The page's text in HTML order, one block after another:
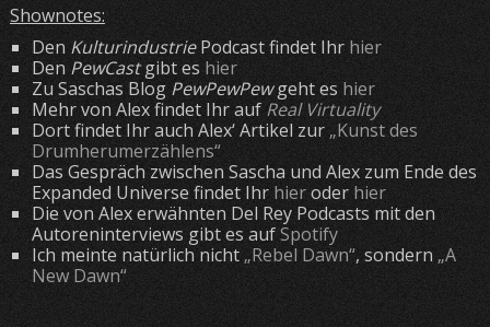
Shownotes:
Den KulturindustriePodcast findet Ihr hier
DenPewCastgibt eshier
Zu Saschas Blog PewPewPewgeht es hier
Mehr von Alex findet Ihr aufReal Virtuality
Dort findet Ihr auch Alex‘ Artikel zur „Kunst des
Drumherumerzählens“
Das Gespräch zwischen Sascha und Alex zum Ende des
Expanded Universe findet Ihr hieroder hier
Die von Alex erwähnten Del Rey Podcasts mit den
Autoreninterviews gibt es aufSpotify
Ich meinte natürlich nicht„Rebel Dawn“, sondern„A
New Dawn“